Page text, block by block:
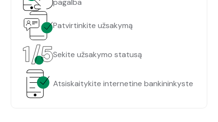
pagalba
Patvirtinkite užsakymą
Sekite užsakymo statusą
Atsiskaitykite internetine bankininkyste